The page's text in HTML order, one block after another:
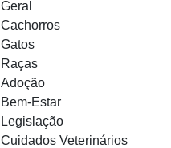
Geral
Cachorros
Gatos
Raças
Adoção
Bem-Estar
Legislação
Cuidados Veterinários